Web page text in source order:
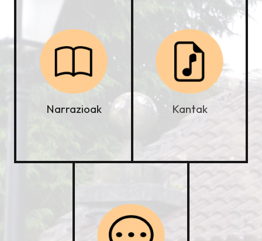
Narrazioak Kantak